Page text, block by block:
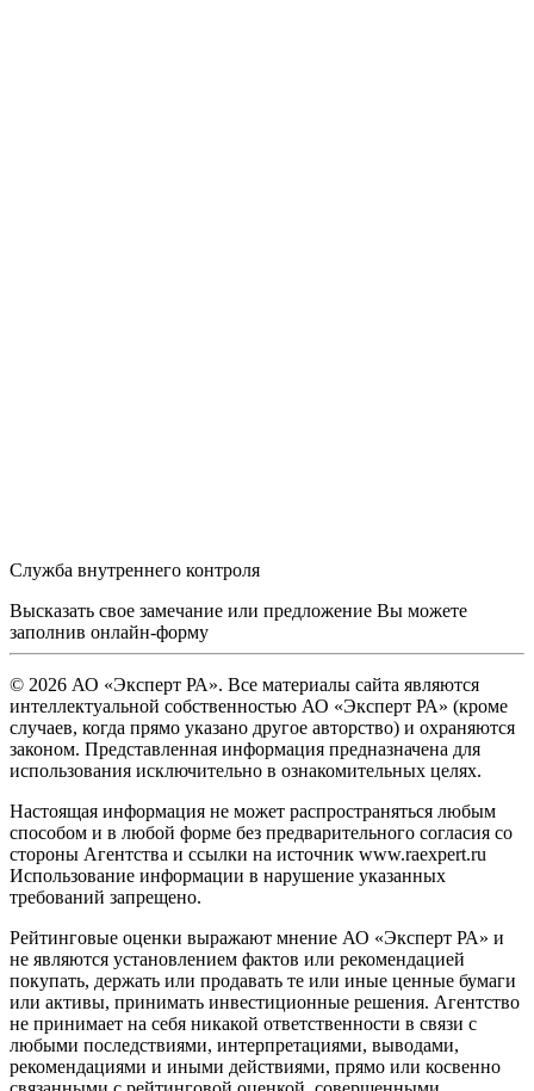
Служба внутреннего контроля
Высказать свое замечание или предложение Вы можете
заполнив онлайн-форму
© 2026 АО «Эксперт РА». Все материалы сайта являются
интеллектуальной собственностью АО «Эксперт РА» (кроме
случаев, когда прямо указано другое авторство) и охраняются
законом. Представленная информация предназначена для
использования исключительно в ознакомительных целях.
Настоящая информация не может распространяться любым
способом и в любой форме без предварительного согласия со
стороны Агентства и ссылки на источник www.raexpert.ru
Использование информации в нарушение указанных
требований запрещено.
Рейтинговые оценки выражают мнение АО «Эксперт РА» и
не являются установлением фактов или рекомендацией
покупать, держать или продавать те или иные ценные бумаги
или активы, принимать инвестиционные решения. Агентство
не принимает на себя никакой ответственности в связи с
любыми последствиями, интерпретациями, выводами,
рекомендациями и иными действиями, прямо или косвенно